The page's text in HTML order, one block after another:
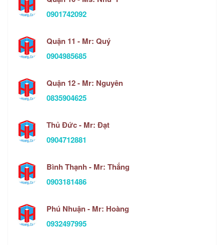
0901742092
Quận 11 - Mr: Quý
0904985685
Quận 12 - Mr: Nguyên
0835904625
Thủ Đức - Mr: Đạt
0904712881
Bình Thạnh - Mr: Thắng
0903181486
Phú Nhuận - Mr: Hoàng
0932497995